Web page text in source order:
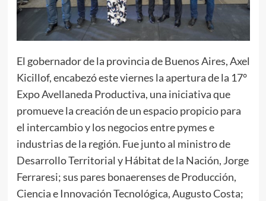
El gobernador de la provincia de Buenos Aires, Axel
Kicillof, encabezó este viernes la apertura de la 17°
Expo Avellaneda Productiva, una iniciativa que
promueve la creación de un espacio propicio para
el intercambio y los negocios entre pymes e
industrias de la región. Fue junto al ministro de
Desarrollo Territorial y Hábitat de la Nación, Jorge
Ferraresi; sus pares bonaerenses de Producción,
Ciencia e Innovación Tecnológica, Augusto Costa;